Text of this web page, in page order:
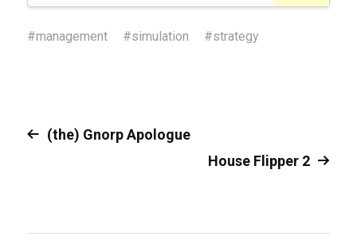
#management #simulation #strategy
(the) Gnorp Apologue
House Flipper 2